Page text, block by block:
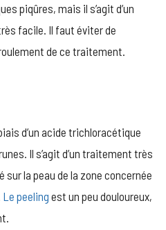
piqûres, mais il s’agit d’un
facile. Il faut éviter de
de ce traitement.
d’un acide trichloracétique
Il s’agit d’un traitement très
sur la peau de la zone concernée
Le peeling est un peu douloureux,